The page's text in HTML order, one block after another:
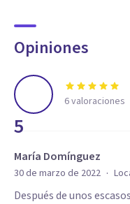
Opiniones
5
6valoraciones
María Domínguez
30 de marzo de 2022 ·
Después de unos